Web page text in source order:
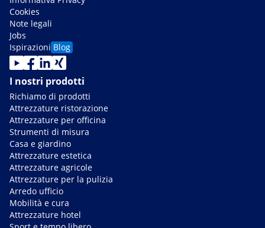
Cookies
Note legali
Jobs
Ispirazioni Blog
I nostri prodotti
Richiamo di prodotti
Attrezzature ristorazione
Attrezzature per officina
Strumenti di misura
Casa e giardino
Attrezzature estetica
Attrezzature agricole
Attrezzature per la pulizia
Arredo ufficio
Mobilità e cura
Attrezzature hotel